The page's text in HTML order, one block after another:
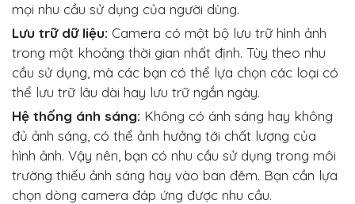
mọi nhu cầu sử dụng của người dùng.
Lưu trữ dữ liệu: Camera có một bộ lưu trữ hình ảnh
trong một khoảng thời gian nhất định. Tùy theo nhu
cầu sử dụng, mà các bạn có thể lựa chọn các loại có
thể lưu trữ lâu dài hay lưu trữ ngắn ngày.
Hệ thống ánh sáng: Không có ánh sáng hay không
đủ ảnh sáng, có thể ảnh hưởng tới chất lượng của
hình ảnh. Vậy nên, bạn có nhu cầu sử dụng trong môi
trường thiếu ảnh sáng hay vào ban đêm. Bạn cần lựa
chọn dòng camera đáp ứng được nhu cầu.